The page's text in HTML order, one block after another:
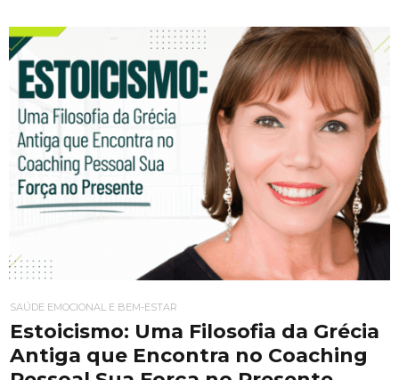
SAÚDE EMOCIONAL E BEM-ESTAR
Estoicismo: Uma Filosofia da Grécia
Antiga que Encontra no Coaching